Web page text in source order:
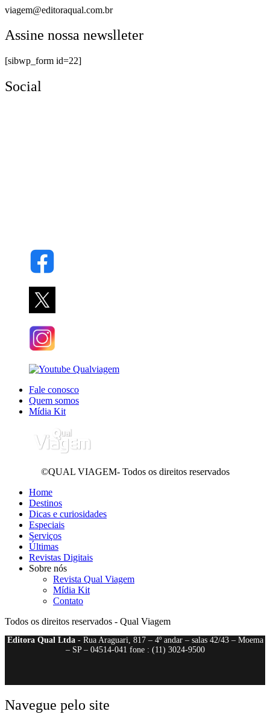
viagem@editoraqual.com.br
Assine nossa newslleter
[sibwp_form id=22]
Social
Fale conosco
Quem somos
Mídia Kit
©QUAL VIAGEM- Todos os direitos reservados
Home
Destinos
Dicas e curiosidades
Especiais
Serviços
Últimas
Revistas Digitais
Sobre nós
Revista Qual Viagem
Mídia Kit
Contato
Todos os direitos reservados - Qual Viagem
Editora Qual Ltda- Rua Araguari, 817 – 4º andar – salas 42/43 – Moema
– SP – 04514-041 fone : (11) 3024-9500
Navegue pelo site